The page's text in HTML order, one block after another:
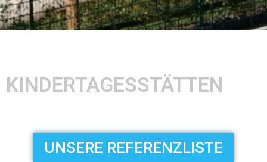
KINDERTAGESSTÄTTEN
UNSERE REFERENZLISTE